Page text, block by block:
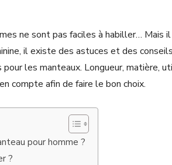
ne sont pas faciles à habiller… Mais
il existe des astuces et des
pour les manteaux. Longueur, matière,
compte afin de faire le bon choix.
pour homme ?
?